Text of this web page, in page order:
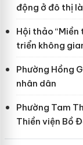
động ở đô thị
Hội thảo
triển không
Phường Hồng
nhân dân
Phường Tam
Thiền viện Bồ